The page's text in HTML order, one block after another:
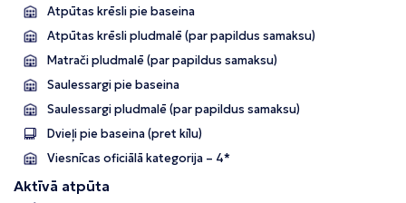
Atpūtas krēsli pie baseina
Atpūtas krēsli pludmalē (par papildus samaksu)
Matrači pludmalē (par papildus samaksu)
Saulessargi pie baseina
Saulessargi pludmalē (par papildus samaksu)
Dvieļi pie baseina (pret kīlu)
Viesnīcas oficiālā kategorija – 4*
Aktīvā atpūta